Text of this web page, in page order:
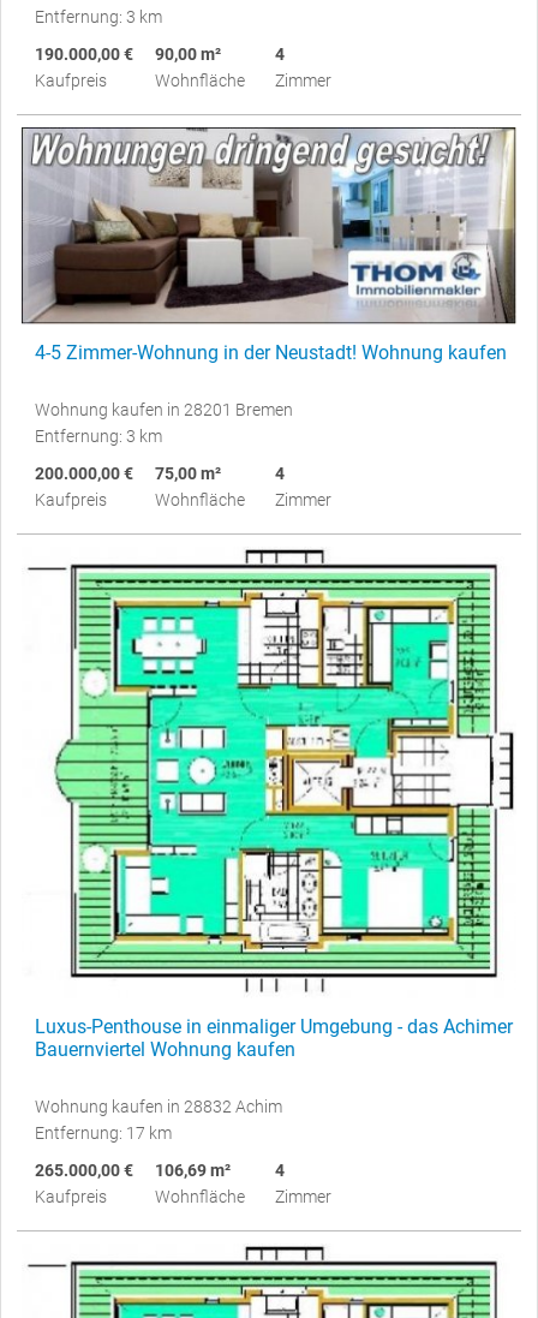
Entfernung: 3 km
190.000,00 €
Kaufpreis
90,00 m²
Wohnfläche
4
Zimmer
4-5 Zimmer-Wohnung in der Neustadt! Wohnung kaufen
Wohnung kaufen in 28201 Bremen
Entfernung: 3 km
200.000,00 €
Kaufpreis
75,00 m²
Wohnfläche
4
Zimmer
Luxus-Penthouse in einmaliger Umgebung - das Achimer
Bauernviertel Wohnung kaufen
Wohnung kaufen in 28832 Achim
Entfernung: 17 km
265.000,00 €
Kaufpreis
106,69 m²
Wohnfläche
4
Zimmer